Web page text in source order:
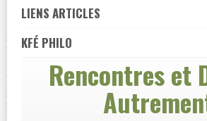
LIENS ARTICLES
KFÉ PHILO
Rencontres et